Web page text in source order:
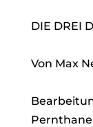
DIE DREI
Von Max